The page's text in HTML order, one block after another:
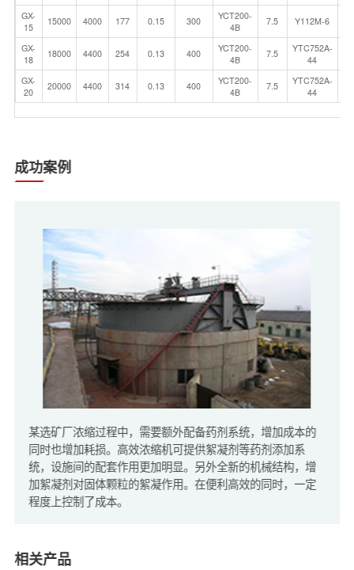
GX-
15
15000 4000 177 0.15 300
YCT200-
4B
7.5 Y112M-6
GX-
18
18000 4400 254 0.13 400
YCT200-
4B
7.5
YTC752A-
44
GX-
20
20000 4400 314 0.13 400
YCT200-
4B
7.5
YTC752A-
44
成功案例
某选矿厂浓缩过程中，需要额外配备药剂系统，增加成本的
同时也增加耗损。高效浓缩机可提供絮凝剂等药剂添加系
统，设施间的配套作用更加明显。另外全新的机械结构，增
加絮凝剂对固体颗粒的絮凝作用。在便利高效的同时，一定
程度上控制了成本。
相关产品